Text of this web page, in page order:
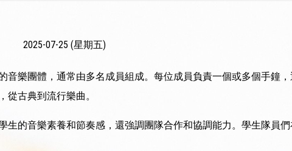
2025-07-25 (星期五)
音樂團體，通常由多名成員組成。每位成員負責一個或多個手鐘
從古典到流行樂曲。
生的音樂素養和節奏感，還強調團隊合作和協調能力。學生隊員